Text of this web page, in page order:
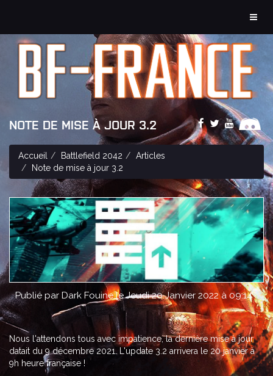
MENU
NOTE DE MISE À JOUR 3.2
Accueil Battlefield 2042
Articles
Note de mise à jour 3.2
Publié par Dark Fouine le Jeudi 20 Janvier 2022 à 09:14
Nous l'attendons tous avec impatience, la dernière mise à jour
datait du 9 décembre 2021. L'update 3.2 arrivera le 20 janvier à
9h heure française !